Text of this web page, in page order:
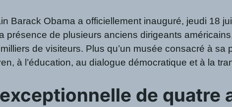
Barack Obama a officiellement inauguré, jeudi 18
présence de plusieurs anciens dirigeants
de visiteurs. Plus qu’un musée consacré à
à l’éducation, au dialogue démocratique et à la
de